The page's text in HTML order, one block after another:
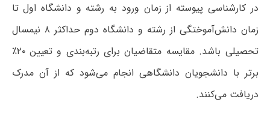
در کارشناسی پیوسته از زمان ورود به رشته و دانشگاه اول تا
زمان دانش‌آموختگی از رشته و دانشگاه دوم حداکثر ۸ نیمسال
تحصیلی باشد. مقایسه متقاضیان برای رتبه‌بندی و تعیین ۲۰٪
برتر با دانشجویان دانشگاهی انجام می‌شود که از آن مدرک
دریافت می‌کنند.